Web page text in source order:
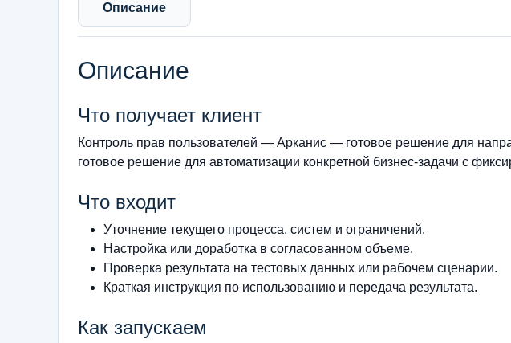
Описание
Описание
Что получает клиент
Контроль прав пользователей — Арканис — готовое решение для
готовое решение для автоматизации конкретной бизнес-задачи с
Что входит
Уточнение текущего процесса, систем и ограничений.
Настройка или доработка в согласованном объеме.
Проверка результата на тестовых данных или рабочем сценарии.
Краткая инструкция по использованию и передача результата.
Как запускаем